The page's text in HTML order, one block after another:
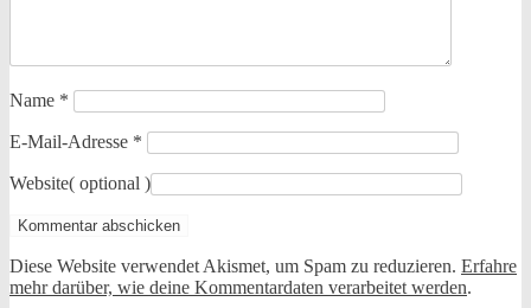
Name *
E-Mail-Adresse *
Website( optional )
Diese Website verwendet Akismet, um Spam zu reduzieren. Erfahre
mehr darüber, wie deine Kommentardaten verarbeitet werden.